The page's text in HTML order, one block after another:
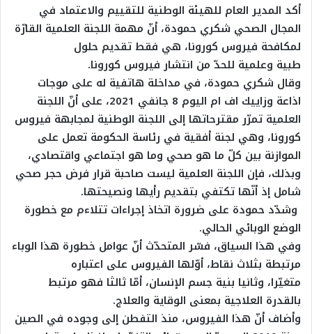
أكد المدير العام للهيئة الوطنية للتقييم والاعتماد في
المجال الصحي شكري حمودة، أنّ مهمة اللجنة العلمية القارّة
لمكافحة فيروس كورونا، هي فقط تقديم حلول
طبية وعلمية للحدّ من انتشار فيروس كورونا.
وقال شكري حمودة، في مداخلة هاتفية له على موجات
اذاعة وزاييك اف ام اليوم 8 جانفي 2021، على أنّ اللجنة
العلمية تمرّر مقترحاتها إلى اللجنة الوطنية لمجابهة فيروس
كورونا، وهي لجنة أفقية في رئاسة الحكومة تعمل على
الموازنة بين كلّ ما هو صحي وما هو اجتماعي واقتصادي،
وبذلك، فإن اللجنة العلمية ليست صاحبة قرار فرض حجر صحي
شامل إذ أنّها تكتفي بتقديم رأيها ونصيحتها.
وشدّد حمودة على ضرورة اتخاذ إجراءات تتلاءم مع خطورة
الوضع الوبائي الحالي.
وفي هذا السياق، فسّر المتحدّث أنّ عوامل خطورة هذا الوباء
مرتبطة بثلاث نقاط، أوّلها الفيروس على اعتباره
متغيّرا، وثانيا بنية جسم الإنسان، أمّا ثالثا فهو مرتبط
بالقدرة العلاجية بمعنى الوقاية والعلاج.
وأضاف أنّ هذا الفيروس، منذ التفطن إلى وجوده في الصين